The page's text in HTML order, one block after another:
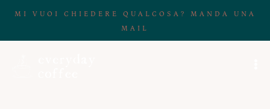
MI VUOI CHIEDERE QUALCOSA? MANDA UNA
MAIL